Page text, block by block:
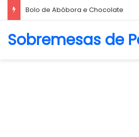
Bolo de Abóbora e Chocolate
Sobremesas de